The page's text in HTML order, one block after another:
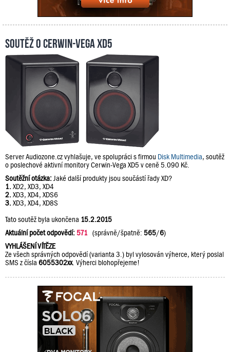
Soutěž o Cerwin-Vega XD5
Server Audiozone.cz vyhlašuje, ve spolupráci s firmou Disk Multimedia, soutěž
o poslechové aktivní monitory Cerwin-Vega XD5 v ceně 5.090 Kč.
Soutěžní otázka: Jaké další produkty jsou součástí řady XD?
1. XD2, XD3, XD4
2. XD3, XD4, XDS6
3. XD3, XD4, XD8S
Tato soutěž byla ukončena 15.2.2015
Aktuální počet odpovědí:571 (správně/špatně: 565/6)
VYHLÁŠENÍ VÍTĚZE
Ze všech správných odpovědí (varianta 3.) byl vylosován výherce, který poslal
SMS z čísla 6055302xx. Výherci blohopřejeme!